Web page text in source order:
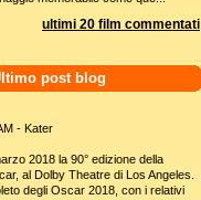
ultimi 20 film commentati
post blog
- Kater
2018 la 90° edizione della
al Dolby Theatre di Los Angeles.
degli Oscar 2018, con i relativi